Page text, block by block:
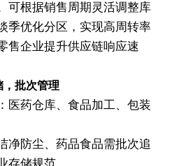
可根据销售周期灵活调整库
季优化分区，实现高周转率
售企业提升供应链响应速
批次管理
医药仓库、食品加工、包装
净防尘、药品食品需批次追